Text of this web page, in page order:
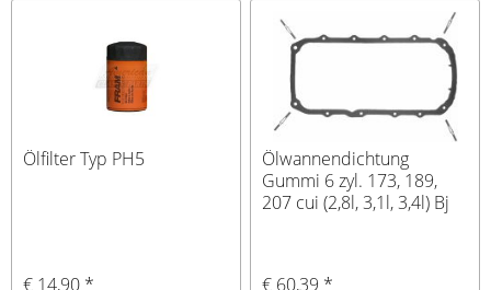
Ölfilter Typ PH5
€ 14,90 *
Ölwannendichtung
Gummi 6 zyl. 173, 189,
207 cui (2,8l, 3,1l, 3,4l) Bj
€ 60,39 *